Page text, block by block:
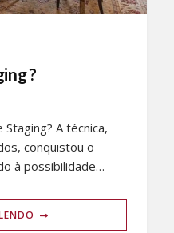
?
A técnica,
conquistou o
à possibilidade…